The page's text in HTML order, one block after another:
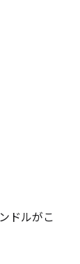
ドルがこ